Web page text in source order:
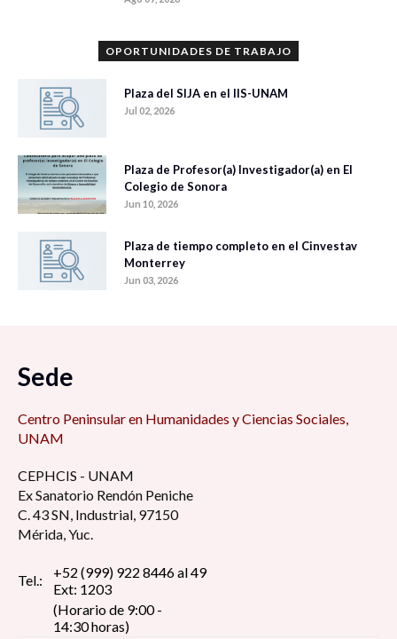
OPORTUNIDADES DE TRABAJO
Plaza del SIJA en el IIS-UNAM
Jul 02, 2026
Plaza de Profesor(a) Investigador(a) en El
Colegio de Sonora
Jun 10, 2026
Plaza de tiempo completo en el Cinvestav
Monterrey
Jun 03, 2026
Sede
Centro Peninsular en Humanidades y Ciencias Sociales,
UNAM
CEPHCIS - UNAM
Ex Sanatorio Rendón Peniche
C. 43 SN, Industrial, 97150
Mérida, Yuc.
Tel.:
+52 (999) 922 8446 al 49
Ext: 1203
(Horario de 9:00 -
14:30 horas)